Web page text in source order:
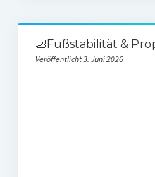
🦶Fußstabilität &
Veröffentlicht 3. Juni 2026